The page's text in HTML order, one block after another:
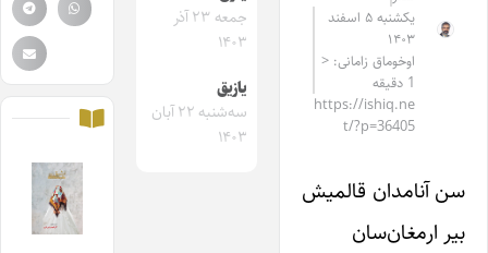
یکشنبه ۵ اسفند
۱۴۰۳
اوخوماق زامانی: <
1 دقیقه
https://ishiq.ne
t/?p=36405
سن آنامدان قالمیش
بیر ارمغان‌سان
جمعه ۲۳ آذر
۱۴۰۳
یازیق
سه‌شنبه ۲۲ آبان
۱۴۰۳